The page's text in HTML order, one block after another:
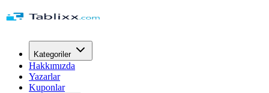
Kategoriler
Hakkımızda
Yazarlar
Kuponlar